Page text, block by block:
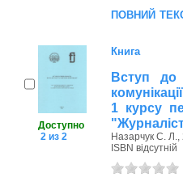
повний
Доступно
2 из 2
Книга
Вступ до
1 курсу
Назарчук С. Л.,
ISBN відсутній